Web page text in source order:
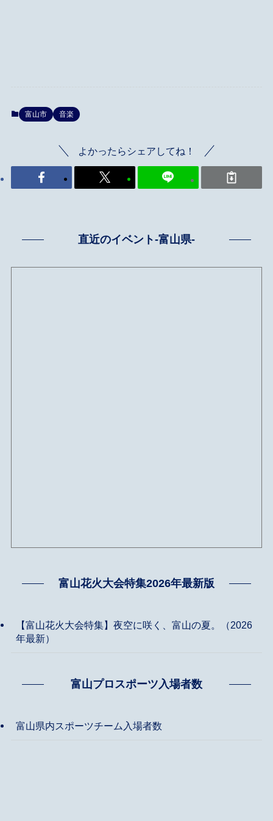
富山市 音楽
よかったらシェアしてね！
直近のイベント-富山県-
富山花火大会特集2026年最新版
【富山花火大会特集】夜空に咲く、富山の夏。（2026
年最新）
富山プロスポーツ入場者数
富山県内スポーツチーム入場者数